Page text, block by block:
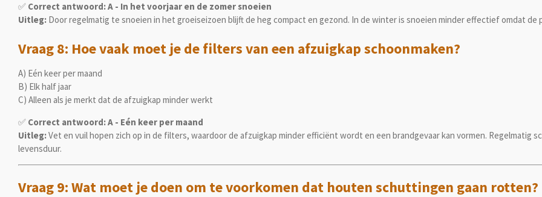
✅ Correct antwoord: A - In het voorjaar en de zomer snoeien
Uitleg: Door regelmatig te snoeien in het groeiseizoen blijft de heg compact en gezond. In de winter is snoeien minder effectief omdat de
Vraag 8: Hoe vaak moet je de filters van een afzuigkap schoonmaken?
A) Eén keer per maand
B) Elk half jaar
C) Alleen als je merkt dat de afzuigkap minder werkt
✅ Correct antwoord: A - Eén keer per maand
Uitleg:Vet en vuil hopen zich op in de filters, waardoor de afzuigkap minder efficiënt wordt en een brandgevaar kan vormen. Regelmatig
levensduur.
Vraag 9: Wat moet je doen om te voorkomen dat houten schuttingen gaan rotten?